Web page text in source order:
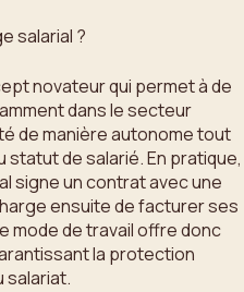
salarial ?
novateur qui permet à de
dans le secteur
de manière autonome tout
de salarié. En pratique,
signe un contrat avec une
ensuite de facturer ses
mode de travail offre donc
la protection
salariat.